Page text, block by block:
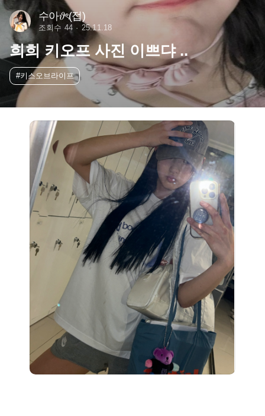
수아𝜗ৎ(접)
조회수 44 25.11.18
희희 키오프 사진 이쁘댜 ..
#키스오브라이프